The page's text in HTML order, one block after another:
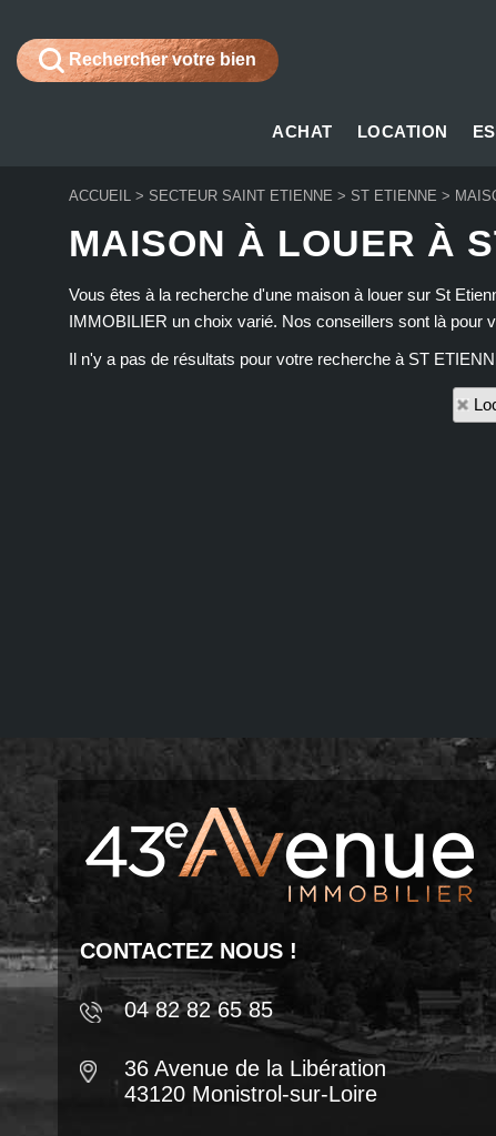
Rechercher votre bien
ACHAT LOCATION
ACCUEIL > SECTEUR SAINT ETIENNE > ST ETIENNE >
MAISON À LOUER À
Vous êtes à la recherche d'une maison à louer sur St
IMMOBILIER un choix varié. Nos conseillers sont là pour
Il n'y a pas de résultats pour votre recherche à ST
CONTACTEZ NOUS !
04 82 82 65 85
36 Avenue de la Libération
43120 Monistrol-sur-Loire